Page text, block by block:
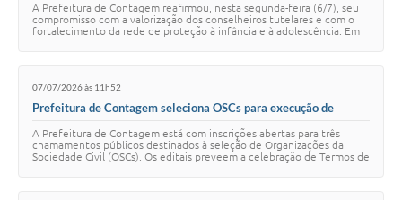
A Prefeitura de Contagem reafirmou, nesta segunda-feira (6/7), seu
compromisso com a valorização dos conselheiros tutelares e com o
fortalecimento da rede de proteção à infância e à adolescência. Em
07/07/2026 às 11h52
Prefeitura de Contagem seleciona OSCs para execução de
A Prefeitura de Contagem está com inscrições abertas para três
chamamentos públicos destinados à seleção de Organizações da
Sociedade Civil (OSCs). Os editais preveem a celebração de Termos de